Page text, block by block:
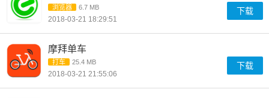
浏览器 6.7 MB
2018-03-21 18:29:51
下载
摩拜单车
打车 25.4 MB
2018-03-21 21:55:06
下载